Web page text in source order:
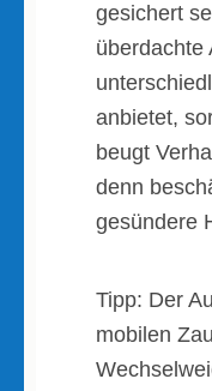
gesichert
überdachte
anbietet,
beugt
denn
gesündere
Tipp: Der
mobilen